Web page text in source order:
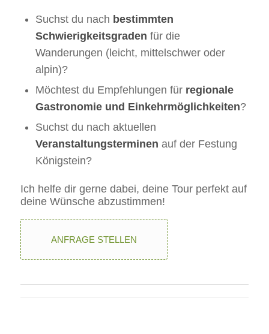
Suchst du nach bestimmten
Schwierigkeitsgraden für die
Wanderungen (leicht, mittelschwer oder
alpin)?
Möchtest du Empfehlungen für regionale
Gastronomie und Einkehrmöglichkeiten?
Suchst du nach aktuellen
Veranstaltungsterminen auf der Festung
Königstein?
Ich helfe dir gerne dabei, deine Tour perfekt auf
deine Wünsche abzustimmen!
ANFRAGE STELLEN